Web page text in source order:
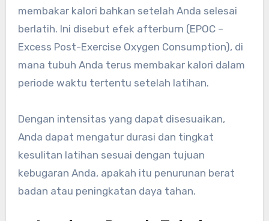
membakar kalori bahkan setelah Anda selesai
berlatih. Ini disebut efek afterburn (EPOC –
Excess Post-Exercise Oxygen Consumption), di
mana tubuh Anda terus membakar kalori dalam
periode waktu tertentu setelah latihan.
Dengan intensitas yang dapat disesuaikan,
Anda dapat mengatur durasi dan tingkat
kesulitan latihan sesuai dengan tujuan
kebugaran Anda, apakah itu penurunan berat
badan atau peningkatan daya tahan.